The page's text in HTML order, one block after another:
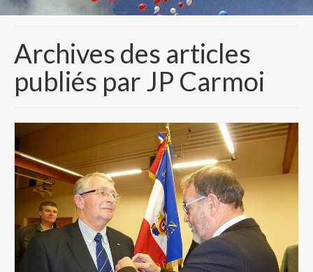
Archives des articles
publiés par JP Carmoi